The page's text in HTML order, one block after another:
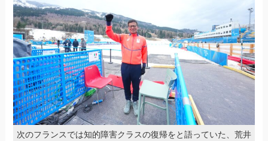
次のフランスでは知的障害クラスの復帰をと語っていた、荒井